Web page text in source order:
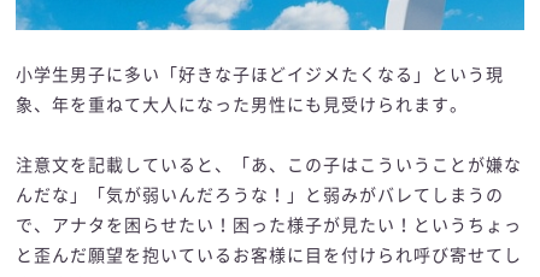
小学生男子に多い「好きな子ほどイジメたくなる」という現
象、年を重ねて大人になった男性にも見受けられます。
注意文を記載していると、「あ、この子はこういうことが嫌な
んだな」「気が弱いんだろうな！」と弱みがバレてしまうの
で、アナタを困らせたい！困った様子が見たい！というちょっ
と歪んだ願望を抱いているお客様に目を付けられ呼び寄せてし